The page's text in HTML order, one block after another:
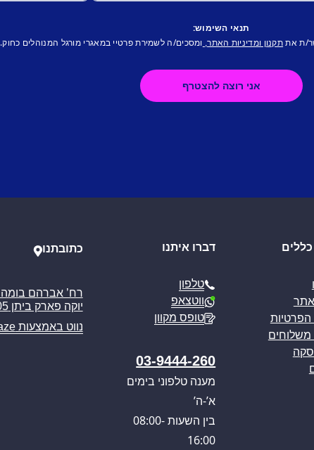
תנאי השימוש:
ת את תקנון ומדיניות האתר, ומסכים/ה לשמירת פרטיי במאגרי מורגל המנוהלים כחוק.
הפרטיות
משלוחים
דברו איתנו
טלפון
ווטצאפ
טופס מקוון
03-9444-260
מענה טלפוני בימים
א’-ה’
בין השעות 08:00-
16:00
כתובתנו
יוקה פארק ביתן C104-105
נווט באמצעות Waze